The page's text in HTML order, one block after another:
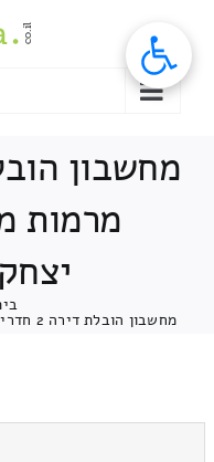
מרמות
מחשבון הובלת דירה 2 חדרים מרמות מאיר ← לבית יצחקשער חפר